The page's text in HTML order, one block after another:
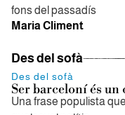
fons del passadís
Maria Climent
Des del sofà
Des del sofà
Ser barceloní és un
Una frase populista